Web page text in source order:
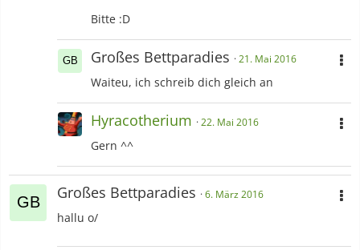
Bitte :D
Großes Bettparadies 21. Mai 2016
Waiteu, ich schreib dich gleich an
Hyracotherium 22. Mai 2016
Gern ^^
Großes Bettparadies 6. März 2016
hallu o/